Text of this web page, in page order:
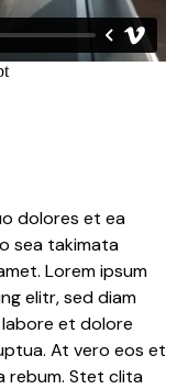
dolores et ea
sea takimata
Lorem ipsum
elitr, sed diam
et dolore
At vero eos et
rebum. Stet clita